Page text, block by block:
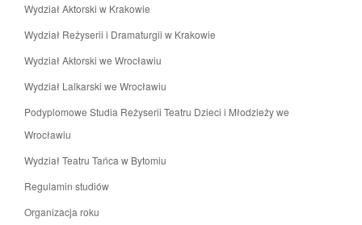
Wydział Aktorski w Krakowie
Wydział Reżyserii i Dramaturgii w Krakowie
Wydział Aktorski we Wrocławiu
Wydział Lalkarski we Wrocławiu
Podyplomowe Studia Reżyserii Teatru Dzieci i Młodzieży we
Wrocławiu
Wydział Teatru Tańca w Bytomiu
Regulamin studiów
Organizacja roku